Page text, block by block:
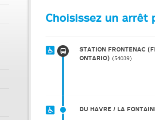
Choisissez un arrêt
STATION FRONTENAC
ONTARIO)
54039
DU HAVRE / LA